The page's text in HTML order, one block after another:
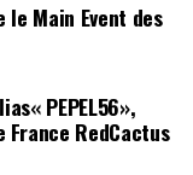
€
Main Event des
PEPEL56»,
France RedCactus